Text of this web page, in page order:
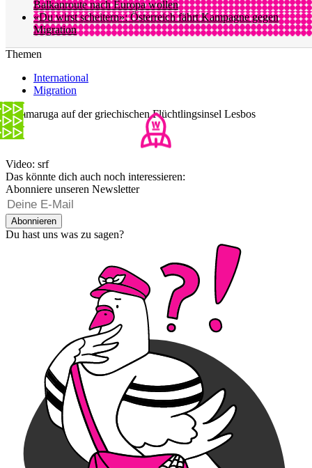
Balkanroute nach Europa wollen
«Du wirst scheitern»: Österreich fährt Kampagne gegen
Migration
Themen
International
Migration
Sommaruga auf der griechischen Flüchtlingsinsel Lesbos
Video: srf
Das könnte dich auch noch interessieren:
Abonniere unseren Newsletter
Abonnieren
Du hast uns was zu sagen?